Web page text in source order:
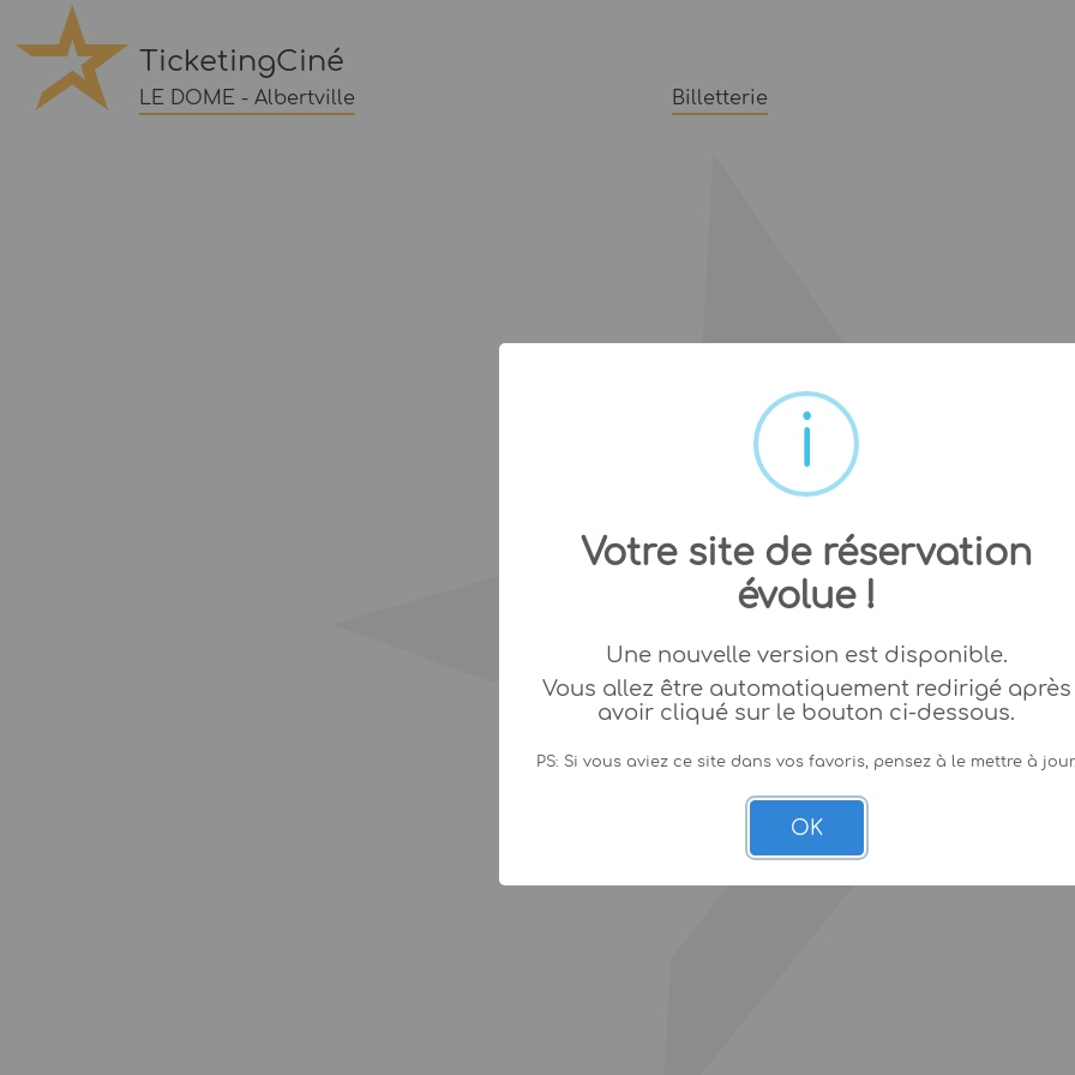
TicketingCiné
LE DOME - Albertville Billetterie
Votre site de réservation
évolue !
Une nouvelle version est disponible.
Vous allez être automatiquement redirigé après
avoir cliqué sur le bouton ci-dessous.
PS: Si vous aviez ce site dans vos favoris, pensez à le mettre à
OK